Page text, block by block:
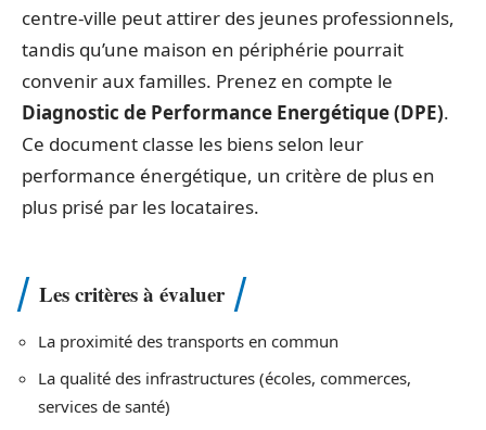
centre-ville peut attirer des jeunes professionnels,
tandis qu’une maison en périphérie pourrait
convenir aux familles. Prenez en compte le
Diagnostic de Performance Energétique (DPE).
Ce document classe les biens selon leur
performance énergétique, un critère de plus en
plus prisé par les locataires.
Les critères à évaluer
La proximité des transports en commun
La qualité des infrastructures (écoles, commerces,
services de santé)